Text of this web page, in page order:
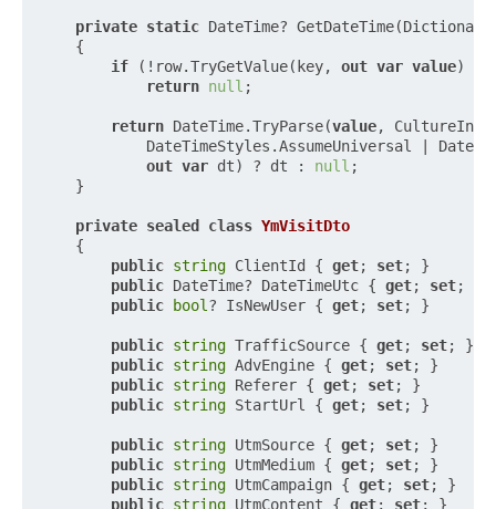
private static DateTime?
    {
if (!row.TryGetValue(key, out var value)
return null ;
return DateTime.TryParse(value,
DateTimeStyles.AssumeUniversal |
out var dt) ? dt : null ;
    }
private sealed class YmVisitDto
    {
public string ClientId { get; set; }
public DateTime? DateTimeUtc { get; set; }
public
bool ? IsNewUser { get; set; }
public string TrafficSource { get; set; }
public string AdvEngine { get; set; }
public string Referer { get; set; }
public string StartUrl { get; set; }
public string UtmSource { get; set; }
public string UtmMedium { get; set; }
public string UtmCampaign { get; set; }
public string UtmContent { get; set; }